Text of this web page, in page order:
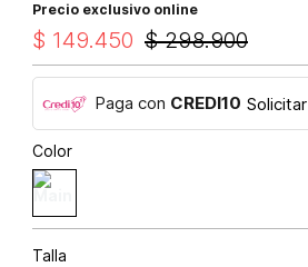
Precio exclusivo online
$ 298.900
$ 149.450
Paga con CREDI10 Solicitar
Color
Talla